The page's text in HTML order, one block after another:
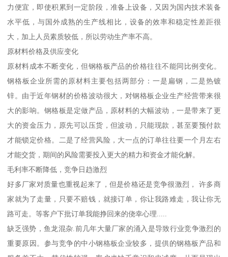
力便宜，即使积累到一定阶段，准备上设备，又因为国内技术装备
水平低，与国外成熟的生产线相比，设备的效率和稳定性差距很
大，加上人员素质较低，所以劳动生产率不高。
原材料价格及供应变化
原材料成本不断变化，但钢格板产品的价格往往不能同比例变化。
钢格板企业所需的原材料主要包括两部分：一是扁钢，二是热镀
锌。由于近年钢材的价格波动很大，对钢格板企业生产经营带来很
大的影响。钢格板是定做产品，原材料的大幅波动，一是带来了更
大的资金压力，原先可以压货，但波动，只能现款，甚至要预付款
才能锁定价格。二是了经营风险，大一点的订单往往要一个月左右
才能交货，期间的风险需要投入更大的精力和资金才能化解。
毛利率不断降低，竞争日趋激烈
好多厂家对质量也重视起来了，但是价格还是竞争很激烈， 许多商
家就为了走量，只要不赔钱，就接订单，你让我路难走，我让你无
路可走。等客户下批订单我能挣回来的侥幸心理.....
缺乏强势，鱼龙混杂.前几年大量厂家的涌入是导致行业竞争激烈的
重要原因。参与竞争的中小钢格板企业较多，提供的钢格板产品和